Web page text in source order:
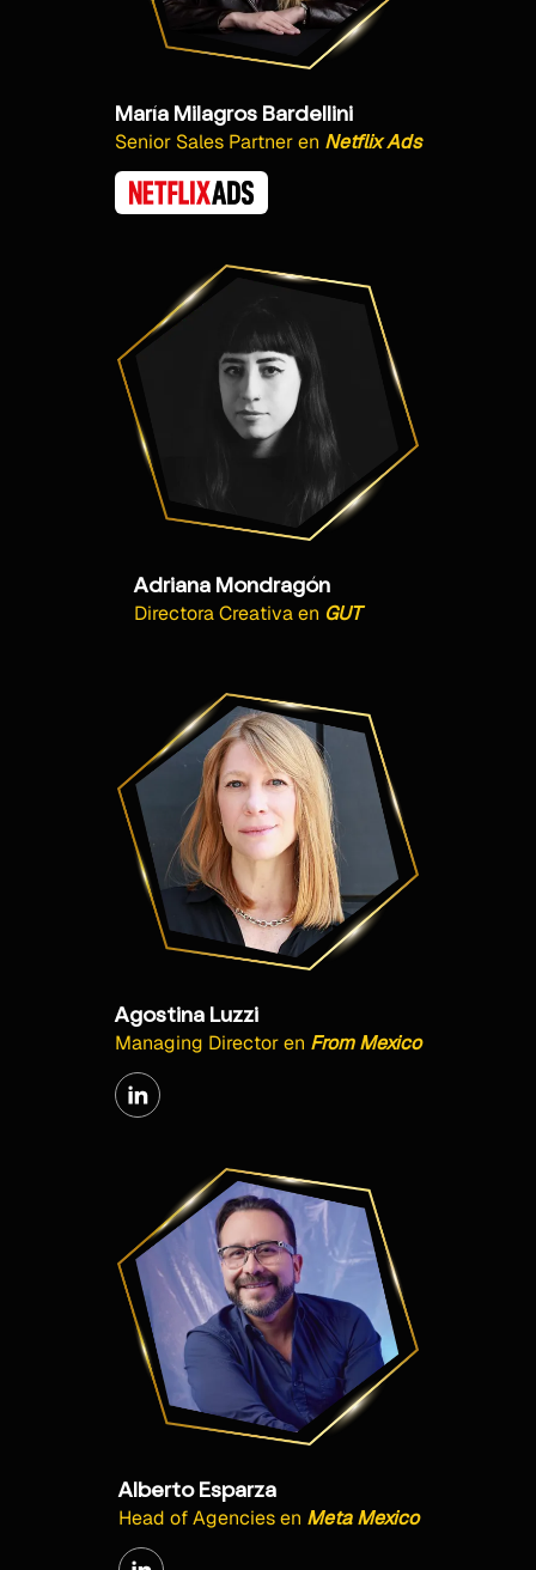
María Milagros Bardellini
Senior Sales Partneren Netflix Ads
Adriana Mondragón
Directora Creativaen GUT
Agostina Luzzi
Managing Directoren From Mexico
Alberto Esparza
Head of Agencies en Meta Mexico